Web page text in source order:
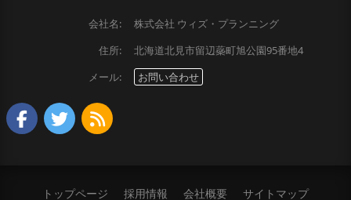
会社名:
株式会社 ウィズ・プランニング
住所:
北海道北見市留辺蘂町旭公園95番地4
メール:
お問い合わせ
トップページ 採用情報 会社概要 サイトマップ